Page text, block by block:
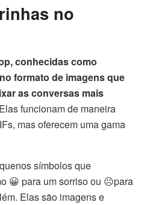
no
conhecidas como
formato de imagens que
as conversas mais
funcionam de maneira
mas oferecem uma gama
símbolos que
😀 para um sorriso ou ☹️para
Elas são imagens e